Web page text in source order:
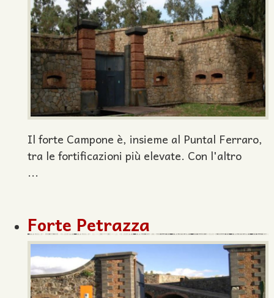
Il forte Campone è, insieme al Puntal Ferraro,
tra le fortificazioni più elevate. Con l'altro
...
Forte Petrazza